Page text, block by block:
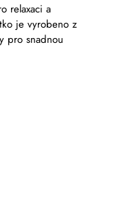
relaxaci a
je vyrobeno z
pro snadnou